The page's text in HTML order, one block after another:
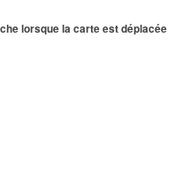
lorsque la carte est déplacée